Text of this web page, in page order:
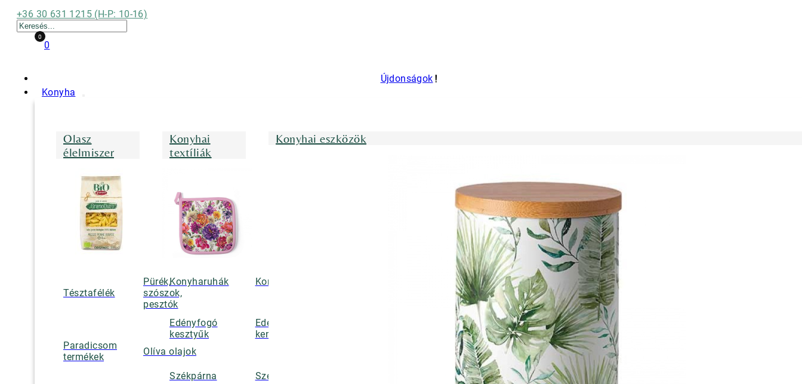
+36 30 631 1215 (H-P: 10-16)
Keresés
0
0
Újdonságok
Konyha
Olasz
élelmiszer
Tésztafélék
Pürék,
szószok,
pesztók
Paradicsom
termékek
Olíva olajok
Konyhai
textíliák
Konyharuhák Konyhai kötények
Edényfogó
kesztyűk
Edényalátétek,
kenyérkosarak
Székpárna Szettek
Konyhai eszközök